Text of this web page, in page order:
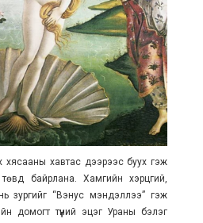
хясааны хавтас дээрээс буух гэж
байрлана. Хамгийн хэрцгий,
зургийг “Вэнус мэндэллээ” гэж
домогт түүний эцэг Ураны бэлэг